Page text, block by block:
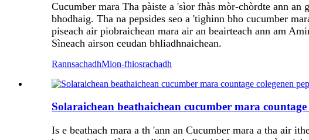
Cucumber mara Tha pàiste a 'sìor fhàs mòr-chòrdte ann
bhodhaig. Tha na pepsides seo a 'tighinn bho cucumber
piseach air piobraichean mara air an beairteach ann am
Sìneach airson ceudan bhliadhnaichean.
RannsachadhMion-fhiosrachadh
Solaraichean beathaichean cucumber mara
Is e beathach mara a th 'ann an Cucumber mara a tha air